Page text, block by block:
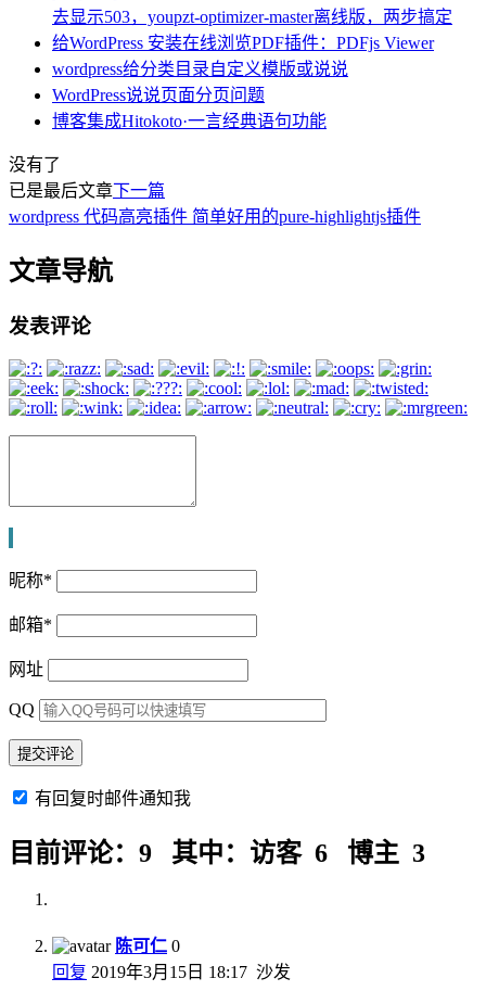
去显示503，youpzt-optimizer-master离线版，两步搞定
给WordPress 安装在线浏览PDF插件：PDFjs Viewer
wordpress给分类目录自定义模版或说说
WordPress说说页面分页问题
博客集成Hitokoto·一言经典语句功能
没有了
已是最后文章下一篇
wordpress 代码高亮插件 简单好用的pure-highlightjs插件
文章导航
发表评论
昵称*
邮箱*
网址
QQ
有回复时邮件通知我
目前评论：9 其中：访客 6 博主 3
陈可仁 0
回复 2019年3月15日 18:17 沙发